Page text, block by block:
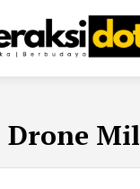
Drone